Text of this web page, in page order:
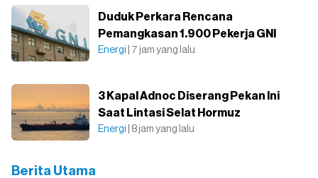
Duduk Perkara Rencana
Pemangkasan 1.900 Pekerja GNI
Energi | 7 jam yang lalu
3 Kapal Adnoc Diserang Pekan Ini
Saat Lintasi Selat Hormuz
Energi | 8 jam yang lalu
Berita Utama